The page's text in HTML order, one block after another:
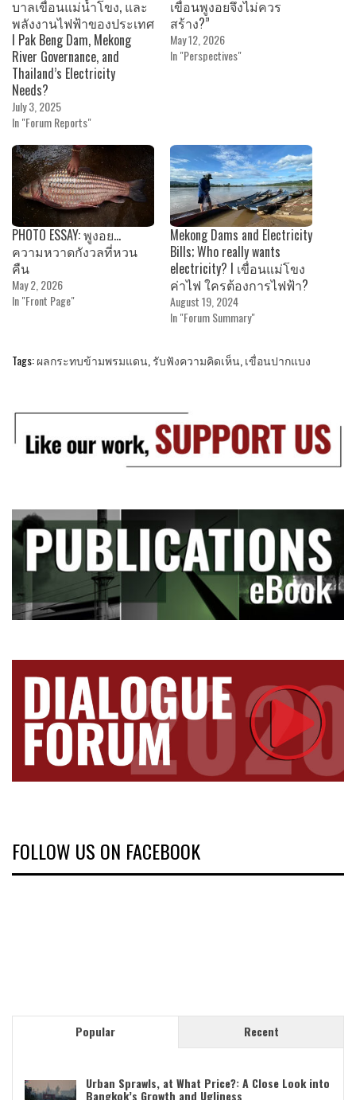
บาลเขื่อนแม่น้ำโขง, และ
พลังงานไฟฟ้าของประเทศ
I Pak Beng Dam, Mekong
River Governance, and
Thailand’s Electricity
Needs?
July 3, 2025
In "Forum Reports"
เขื่อนพูงอยจึงไม่ควร
สร้าง?”
May 12, 2026
In "Perspectives"
PHOTO ESSAY: พูงอย…
ความหวาดกังวลที่หวน
คืน
May 2, 2026
In "Front Page"
Mekong Dams and Electricity
Bills; Who really wants
electricity? I เขื่อนแม่โขง
ค่าไฟ ใครต้องการไฟฟ้า?
August 19, 2024
In "Forum Summary"
Tags:ผลกระทบข้ามพรมแดน รับฟังความคิดเห็น เขื่อนปากแบง
FOLLOW US ON FACEBOOK
Popular Recent
Urban Sprawls, at What Price?: A Close Look into
Bangkok’s Growth and Ugliness